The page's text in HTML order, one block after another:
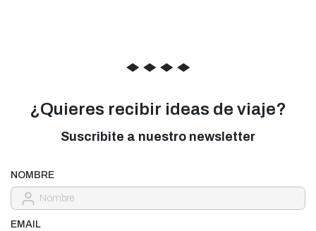
◆ ◆ ◆ ◆
¿Quieres recibir ideas de viaje?
Suscribite a nuestro newsletter
NOMBRE
EMAIL